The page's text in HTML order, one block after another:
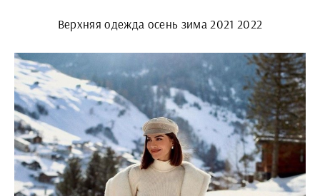
Верхняя одежда осень зима 2021 2022